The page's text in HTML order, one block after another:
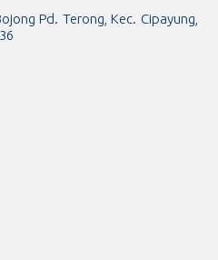
Pd. Terong, Kec. Cipayung,